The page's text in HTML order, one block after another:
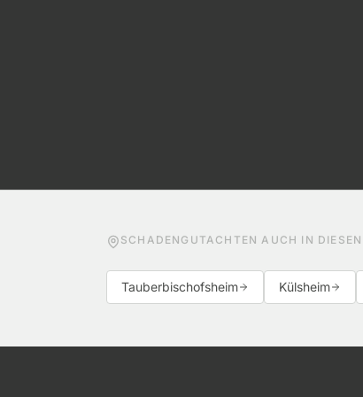
SCHADENGUTACHTEN AUCH IN
Tauberbischofsheim Külsheim